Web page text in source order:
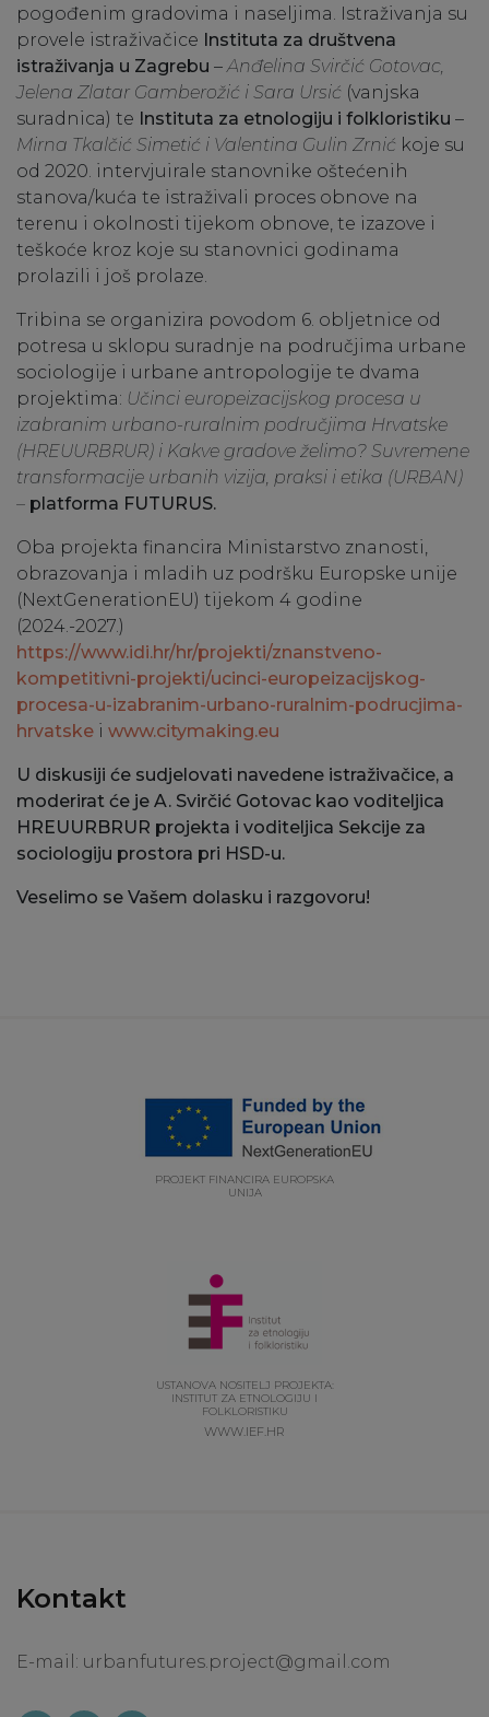
pogođenim gradovima i naseljima. Istraživanja su
provele istraživačice Instituta za društvena
istraživanja u Zagrebu –Anđelina Svirčić Gotovac,
Jelena Zlatar Gamberožić i Sara Ursić (vanjska
suradnica) te Instituta za etnologiju i folkloristiku –
Mirna Tkalčić Simetić i Valentina Gulin Zrnić koje su
od 2020. intervjuirale stanovnike oštećenih
stanova/kuća te istraživali proces obnove na
terenu i okolnosti tijekom obnove, te izazove i
teškoće kroz koje su stanovnici godinama
prolazili i još prolaze.
Tribina se organizira povodom 6. obljetnice od
potresa u sklopu suradnje na područjima urbane
sociologije i urbane antropologije te dvama
projektima: Učinci europeizacijskog procesa u
izabranim urbano-ruralnim područjima Hrvatske
(HREUURBRUR) i Kakve gradove želimo? Suvremene
transformacije urbanih vizija, praksi i etika (URBAN)
– platforma FUTURUS.
Oba projekta financira Ministarstvo znanosti,
obrazovanja i mladih uz podršku Europske unije
(NextGenerationEU) tijekom 4 godine
(2024.-2027.)
https://www.idi.hr/hr/projekti/znanstveno-
kompetitivni-projekti/ucinci-europeizacijskog-
procesa-u-izabranim-urbano-ruralnim-podrucjima-
hrvatske i www.citymaking.eu
U diskusiji će sudjelovati navedene istraživačice, a
moderirat će je A. Svirčić Gotovac kao voditeljica
HREUURBRUR projekta i voditeljica Sekcije za
sociologiju prostora pri HSD-u.
Veselimo se Vašem dolasku i razgovoru!
PROJEKT FINANCIRA EUROPSKA
UNIJA
USTANOVA NOSITELJ PROJEKTA:
INSTITUT ZA ETNOLOGIJU I
FOLKLORISTIKU
WWW.IEF.HR
Kontakt
E-mail: urbanfutures.project@gmail.com